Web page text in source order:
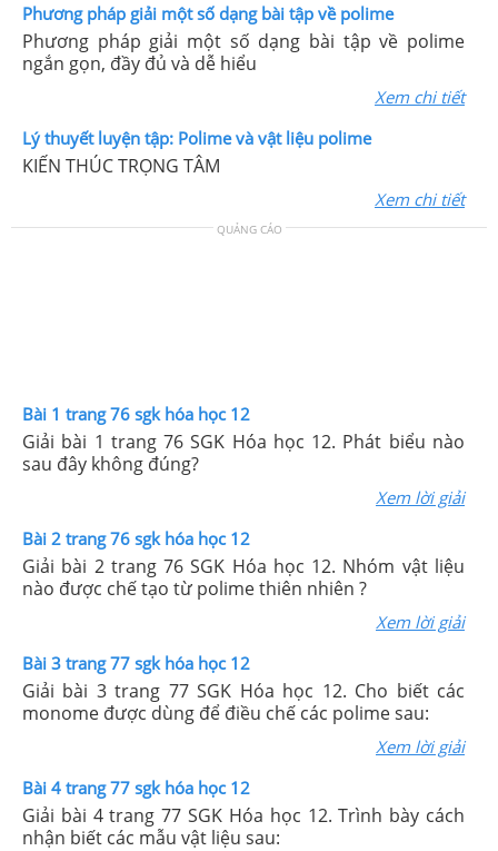
Phương pháp giải một số dạng bài tập về polime
Phương pháp giải một số dạng bài tập về polime
ngắn gọn, đầy đủ và dễ hiểu
Xem chi tiết
Lý thuyết luyện tập: Polime và vật liệu polime
KIẾN THÚC TRỌNG TÂM
Xem chi tiết
QUẢNG CÁO
Bài 1 trang 76 sgk hóa học 12
Giải bài 1 trang 76 SGK Hóa học 12. Phát biểu nào
sau đây không đúng?
Xem lời giải
Bài 2 trang 76 sgk hóa học 12
Giải bài 2 trang 76 SGK Hóa học 12. Nhóm vật liệu
nào được chế tạo từ polime thiên nhiên ?
Xem lời giải
Bài 3 trang 77 sgk hóa học 12
Giải bài 3 trang 77 SGK Hóa học 12. Cho biết các
monome được dùng để điều chế các polime sau:
Xem lời giải
Bài 4 trang 77 sgk hóa học 12
Giải bài 4 trang 77 SGK Hóa học 12. Trình bày cách
nhận biết các mẫu vật liệu sau: